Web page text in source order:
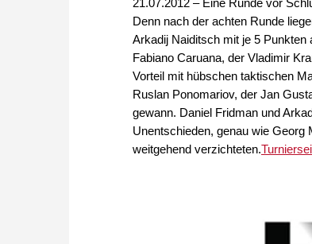
Denn nach der achten Runde
Arkadij Naiditsch mit je 5 Punkten
Fabiano Caruana, der Vladimir
Vorteil mit hübschen taktischen
Ruslan Ponomariov, der Jan
gewann. Daniel Fridman und
Unentschieden, genau wie Georg
weitgehend verzichteten.